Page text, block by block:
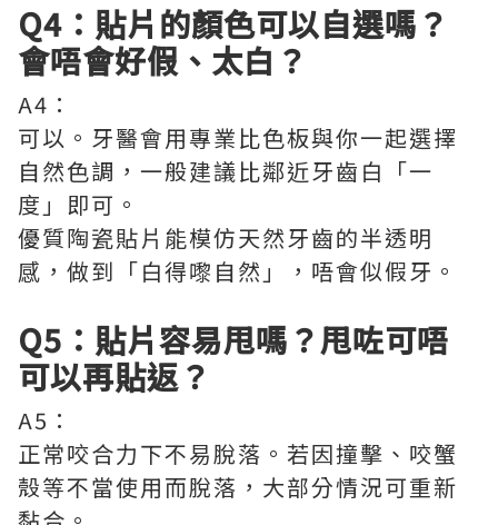
Q4：貼片的顏色可以自選嗎？
會唔會好假、太白？
A4：
可以。牙醫會用專業比色板與你一起選擇
自然色調，一般建議比鄰近牙齒白「一
度」即可。
優質陶瓷貼片能模仿天然牙齒的半透明
感，做到「白得嚟自然」，唔會似假牙。
Q5：貼片容易甩嗎？甩咗可唔
可以再貼返？
A5：
正常咬合力下不易脫落。若因撞擊、咬蟹
殼等不當使用而脫落，大部分情況可重新